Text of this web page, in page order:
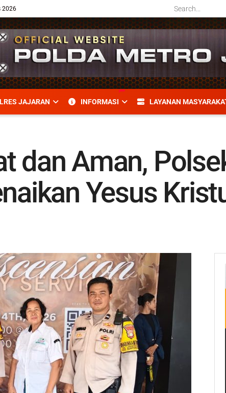
2026
JAJARAN INFORMASI LAYANAN
dan Aman,
Yesus